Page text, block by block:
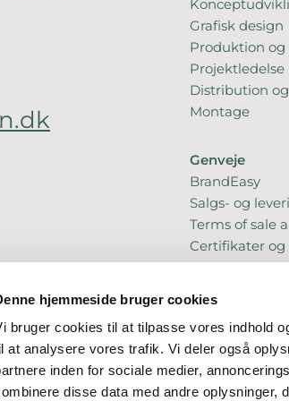
hjemmeside bruger cookies
bruger cookies til at tilpasse vores indhold
at analysere vores trafik. Vi deler også
inden for sociale medier,
disse data med andre oplysninger,
Grafisk design
Produktion og
Projektledelse
Distribution
Montage
Genveje
BrandEasy
Salgs- og
Terms of sale
Certifikater